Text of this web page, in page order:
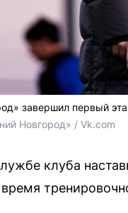
завершил первый
Новгород» / Vk.com
клуба